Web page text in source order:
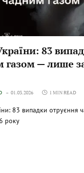
83
газом — лише
01.03.2026 1 MIN READ
83 випадки отруєння
року